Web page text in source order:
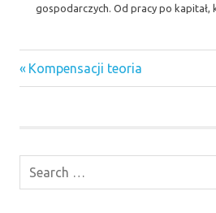
gospodarczych. Od pracy po kapitał,
Nawigacja
Previous
Post:
Kompensacji teoria